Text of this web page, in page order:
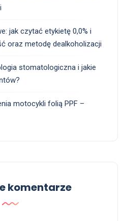
jak czytać etykietę 0,0% i
oraz metodę dealkoholizacji
stomatologiczna i jakie
motocykli folią PPF –
komentarze